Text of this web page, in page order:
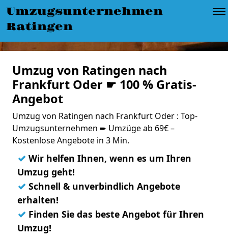
Umzugsunternehmen
Ratingen
Umzug von Ratingen nach
Frankfurt Oder ☛ 100 % Gratis-
Angebot
Umzug von Ratingen nach Frankfurt Oder : Top-
Umzugsunternehmen ➨ Umzüge ab 69€ –
Kostenlose Angebote in 3 Min.
✓ Wir helfen Ihnen, wenn es um Ihren
Umzug geht!
✓ Schnell & unverbindlich Angebote
erhalten!
✓ Finden Sie das beste Angebot für Ihren
Umzug!